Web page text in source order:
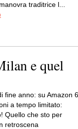
traditrice l...
e quel
fine anno: su Amazon 6
a tempo limitato:
Quello che sto per
retroscena